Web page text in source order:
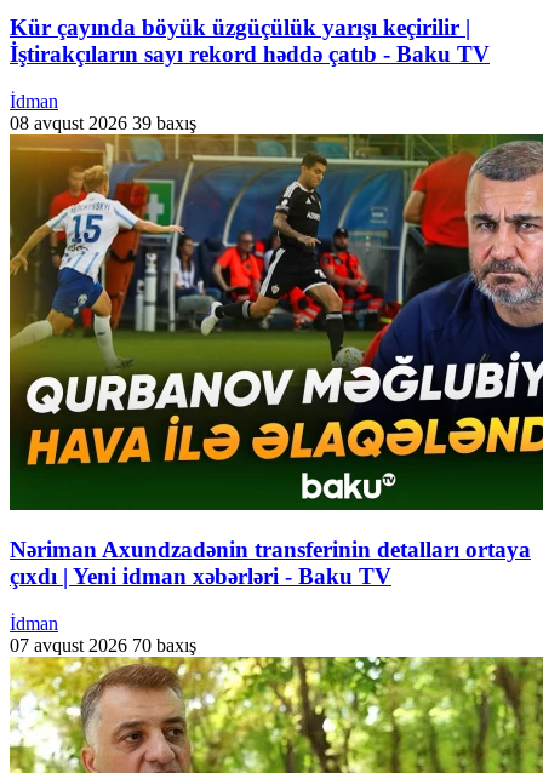
Kür çayında böyük üzgüçülük yarışı keçirilir |
İştirakçıların sayı rekord həddə çatıb - Baku TV
İdman
08 avqust 2026 39 baxış
Nəriman Axundzadənin transferinin detalları ortaya
çıxdı | Yeni idman xəbərləri - Baku TV
İdman
07 avqust 2026 70 baxış